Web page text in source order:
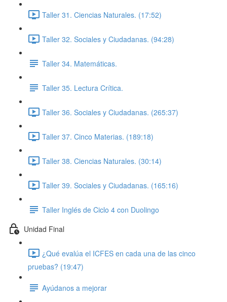
Taller 31. Ciencias Naturales. (17:52)
Taller 32. Sociales y Ciudadanas. (94:28)
Taller 34. Matemáticas.
Taller 35. Lectura Crítica.
Taller 36. Sociales y Ciudadanas. (265:37)
Taller 37. Cinco Materias. (189:18)
Taller 38. Ciencias Naturales. (30:14)
Taller 39. Sociales y Ciudadanas. (165:16)
Taller Inglés de Ciclo 4 con Duolingo
Unidad Final
¿Qué evalúa el ICFES en cada una de las cinco
pruebas? (19:47)
Ayúdanos a mejorar